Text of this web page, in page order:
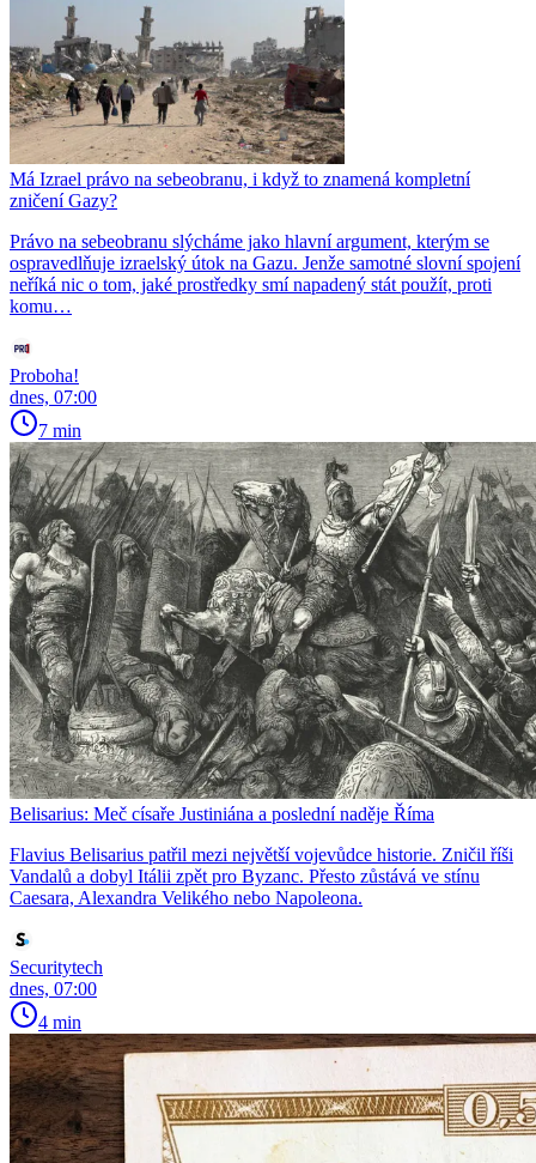
Má Izrael právo na sebeobranu, i když to znamená kompletní
zničení Gazy?
Právo na sebeobranu slýcháme jako hlavní argument, kterým se
ospravedlňuje izraelský útok na Gazu. Jenže samotné slovní spojení
neříká nic o tom, jaké prostředky smí napadený stát použít, proti
komu…
Proboha!
dnes, 07:00
7 min
Belisarius: Meč císaře Justiniána a poslední naděje Říma
Flavius Belisarius patřil mezi největší vojevůdce historie. Zničil říši
Vandalů a dobyl Itálii zpět pro Byzanc. Přesto zůstává ve stínu
Caesara, Alexandra Velikého nebo Napoleona.
Securitytech
dnes, 07:00
4 min